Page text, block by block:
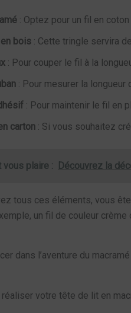
: Optez pour un fil en
bois : Cette tringle servira
: Pour couper le fil à la
: Pour mesurer la
: Pour maintenir le fil en
carton : Si vous souhaitez
vous plaire : Découvrez la
tous ces éléments, vous
un fil de couleur
dans l’aventure du
votre tête de lit en